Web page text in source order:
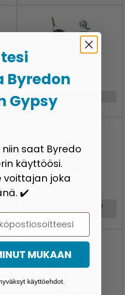
VAKOILULAITTEET
VÄÄRENNETTY NUKEN
KAMERA
Byredon
Gypsy
saat Byredo
käyttöösi.
joka
✔️
MUKAAN
käyttöehdot.